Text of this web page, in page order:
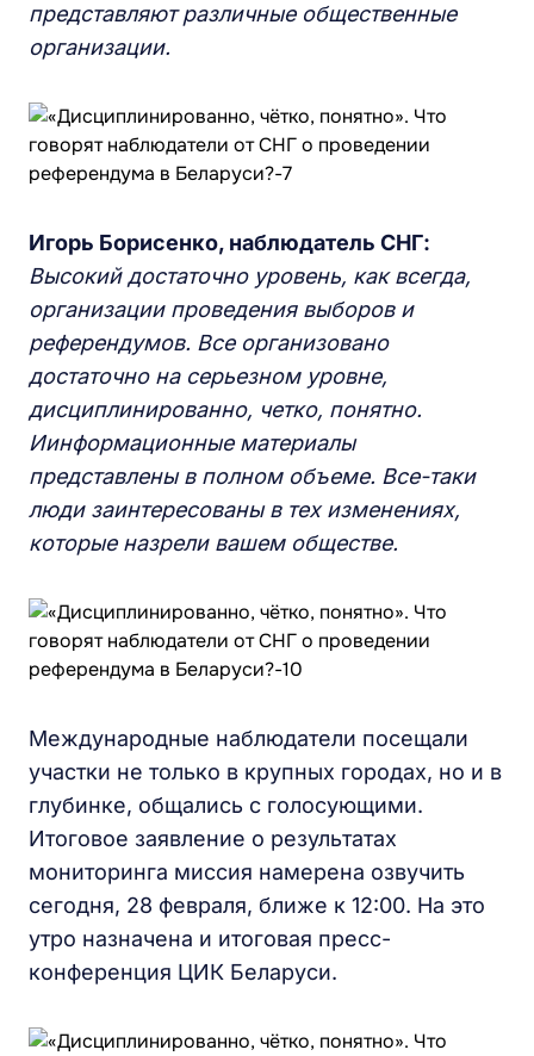
представляют различные общественные
организации.
Игорь Борисенко, наблюдатель СНГ:
Высокий достаточно уровень, как всегда,
организации проведения выборов и
референдумов. Всеорганизовано
достаточно на серьезном уровне,
дисциплинированно, четко, понятно.
Иинформационные материалы
представлены в полном объеме. Все-таки
люди заинтересованы в тех изменениях,
которые назрели вашем обществе.
Международные наблюдатели посещали
участки не только в крупных городах, но и в
глубинке, общались с голосующими.
Итоговое заявление о результатах
мониторинга миссия намерена озвучить
сегодня, 28 февраля, ближе к 12:00. На это
утро назначена и итоговая пресс-
конференция ЦИК Беларуси.